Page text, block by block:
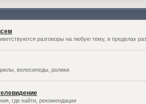
разговоры на любую тему, в пределах
велосипеды, ролики
где найти, рекомендации